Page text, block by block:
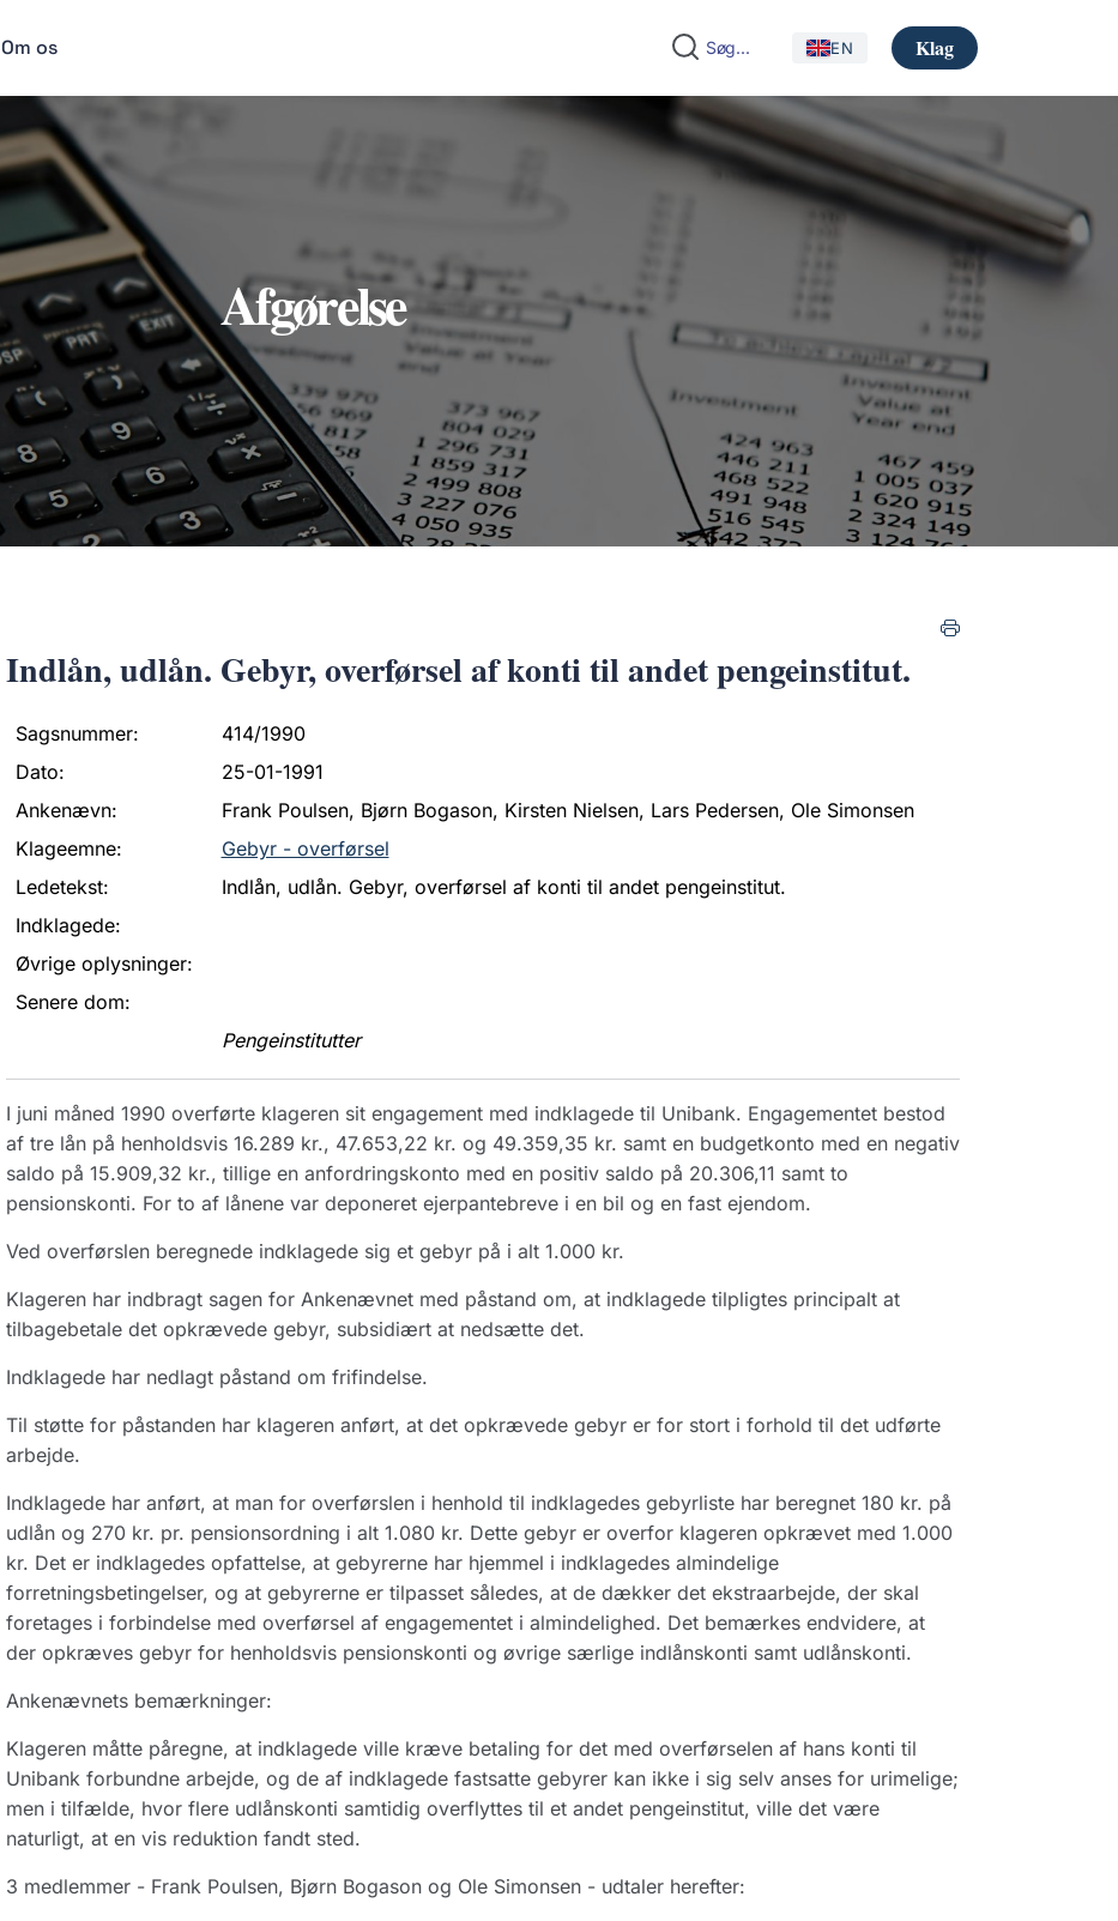
Om os EN Klag
Afgørelse
Indlån, udlån. Gebyr, overførsel af konti til andet pengeinstitut.
Sagsnummer:
414/1990
Dato:
25-01-1991
Ankenævn:
Frank Poulsen, Bjørn Bogason, Kirsten Nielsen, Lars Pedersen, Ole Simonsen
Klageemne:
Gebyr - overførsel
Ledetekst:
Indlån, udlån. Gebyr, overførsel af konti til andet pengeinstitut.
Indklagede:
Øvrige oplysninger:
Senere dom:
Pengeinstitutter
I juni måned 1990 overførte klageren sit engagement med indklagede til Unibank. Engagementet bestod
af tre lån på henholdsvis 16.289 kr., 47.653,22 kr. og 49.359,35 kr. samt en budgetkonto med en negativ
saldo på 15.909,32 kr., tillige en anfordringskonto med en positiv saldo på 20.306,11 samt to
pensionskonti. For to af lånene var deponeret ejerpantebreve i en bil og en fast ejendom.
Ved overførslen beregnede indklagede sig et gebyr på i alt 1.000 kr.
Klageren har indbragt sagen for Ankenævnet med påstand om, at indklagede tilpligtes principalt at
tilbagebetale det opkrævede gebyr, subsidiært at nedsætte det.
Indklagede har nedlagt påstand om frifindelse.
Til støtte for påstanden har klageren anført, at det opkrævede gebyr er for stort i forhold til det udførte
arbejde.
Indklagede har anført, at man for overførslen i henhold til indklagedes gebyrliste har beregnet 180 kr. på
udlån og 270 kr. pr. pensionsordning i alt 1.080 kr. Dette gebyr er overfor klageren opkrævet med 1.000
kr. Det er indklagedes opfattelse, at gebyrerne har hjemmel i indklagedes almindelige
forretningsbetingelser, og at gebyrerne er tilpasset således, at de dækker det ekstraarbejde, der skal
foretages i forbindelse med overførsel af engagementet i almindelighed. Det bemærkes endvidere, at
der opkræves gebyr for henholdsvis pensionskonti og øvrige særlige indlånskonti samt udlånskonti.
Ankenævnets bemærkninger:
Klageren måtte påregne, at indklagede ville kræve betaling for det med overførselen af hans konti til
Unibank forbundne arbejde, og de af indklagede fastsatte gebyrer kan ikke i sig selv anses for urimelige;
men i tilfælde, hvor flere udlånskonti samtidig overflyttes til et andet pengeinstitut, ville det være
naturligt, at en vis reduktion fandt sted.
3 medlemmer - Frank Poulsen, Bjørn Bogason og Ole Simonsen - udtaler herefter: